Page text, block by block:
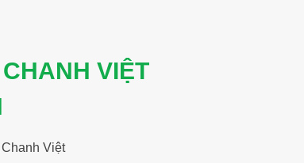
VIỆT
Việt